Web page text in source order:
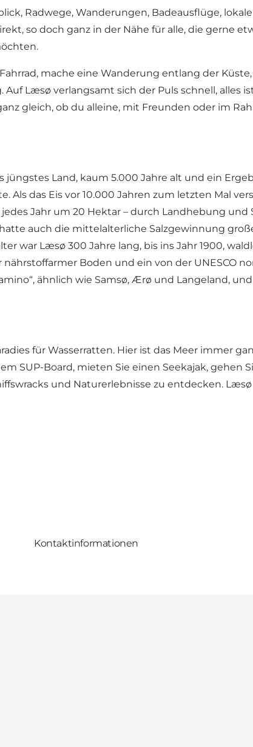
Radwege, Wanderungen, Badeausflüge,
so doch ganz in der Nähe für alle, die gerne
mache eine Wanderung entlang der
Læsø verlangsamt sich der Puls schnell, alles
gleich, ob du alleine, mit Freunden oder im
Land, kaum 5.000 Jahre alt und ein
Als das Eis vor 10.000 Jahren zum letzten Mal
Jahr um 20 Hektar – durch Landhebung
auch die mittelalterliche Salzgewinnung
war Læsø 300 Jahre lang, bis ins Jahr 1900,
Boden und ein von der UNESCO
ähnlich wie Samsø, Ærø und Langeland,
für Wasserratten. Hier ist das Meer immer
SUP-Board, mieten Sie einen Seekajak, gehen
und Naturerlebnisse zu entdecken.
Kontaktinformationen